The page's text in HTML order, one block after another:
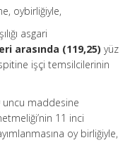
oybirliğiyle,
asgari
arasında (119,25) yüz
işçi temsilcilerinin
uncu maddesine
11 inci
oy birliğiyle,